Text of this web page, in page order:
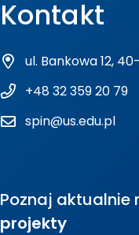
Kontakt
ul. Bankowa 12,
+48 32 359 20 79
spin@us.edu.pl
Poznaj aktualnie
projekty